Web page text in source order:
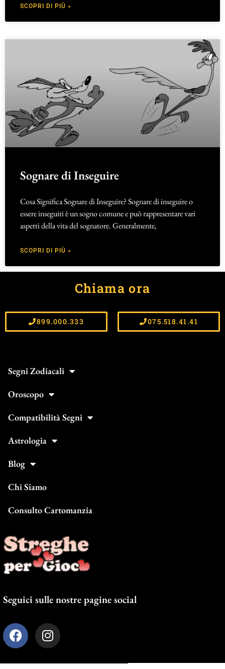
SCOPRI DI PIÙ »
Sognare di Inseguire
Cosa Significa Sognare di Inseguire? Sognare di inseguire o
essere inseguiti è un sogno comune e può rappresentare vari
aspetti della vita del sognatore. Generalmente,
SCOPRI DI PIÙ »
Chiama ora
899.000.333 075.518.41.41
Segni Zodiacali
Oroscopo
Compatibilità Segni
Astrologia
Blog
Chi Siamo
Consulto Cartomanzia
Seguici sulle nostre pagine social
F
a
I
n